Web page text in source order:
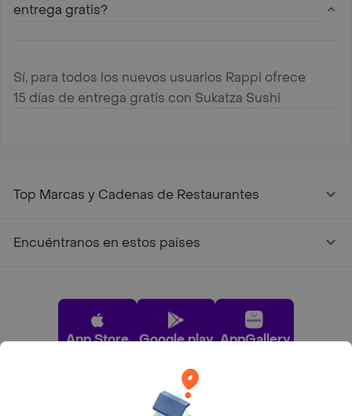
entrega gratis?
Sí, para todos los nuevos usuarios Rappi ofrece
15 días de entrega gratis con Sukatza Sushi
Top Marcas y Cadenas de Restaurantes
Encuéntranos en estos países
App Store Google play AppGallery